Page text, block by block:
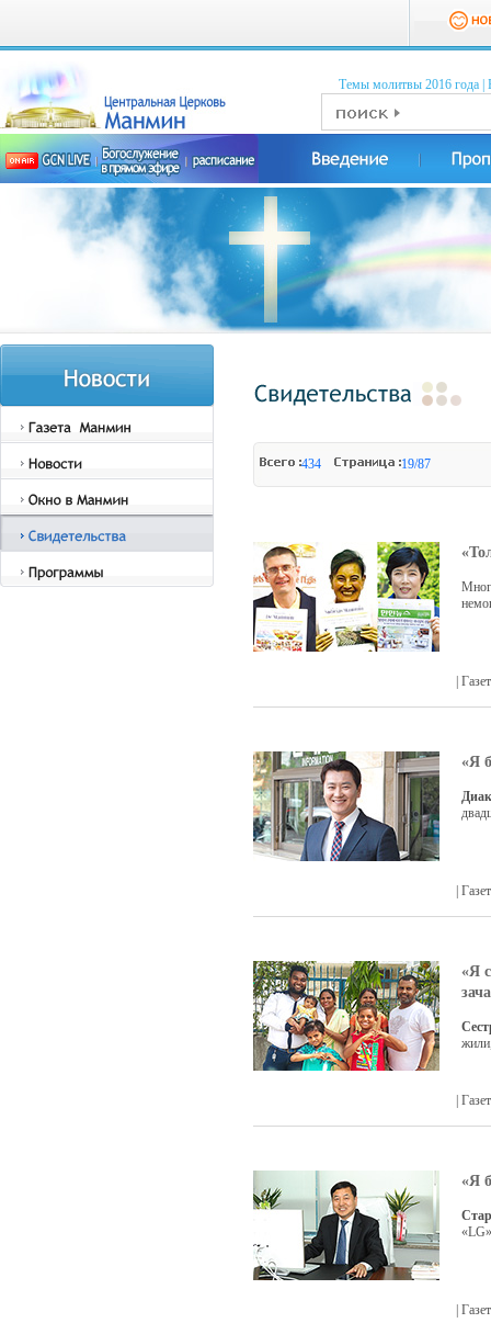
Темы молитвы 2016 годa
434 19/87
|
«Я
|
«Я
|
«Я
|